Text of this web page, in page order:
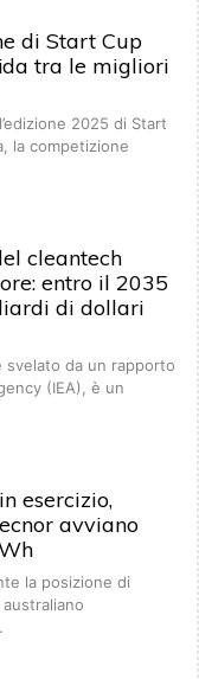
di Start Cup
tra le migliori
2025 di Start
la competizione
cleantech
entro il 2035
di dollari
svelato da un rapporto
(IEA), è un
esercizio,
avviano
la posizione di